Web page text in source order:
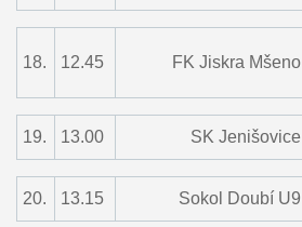
18. 12.45 FK Jiskra Mšeno
19. 13.00 SK Jenišovice
20. 13.15 Sokol Doubí U9